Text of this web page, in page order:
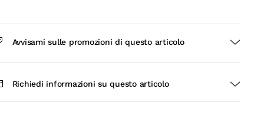
Avvisami sulle promozioni di questo articolo
Richiedi informazioni su questo articolo